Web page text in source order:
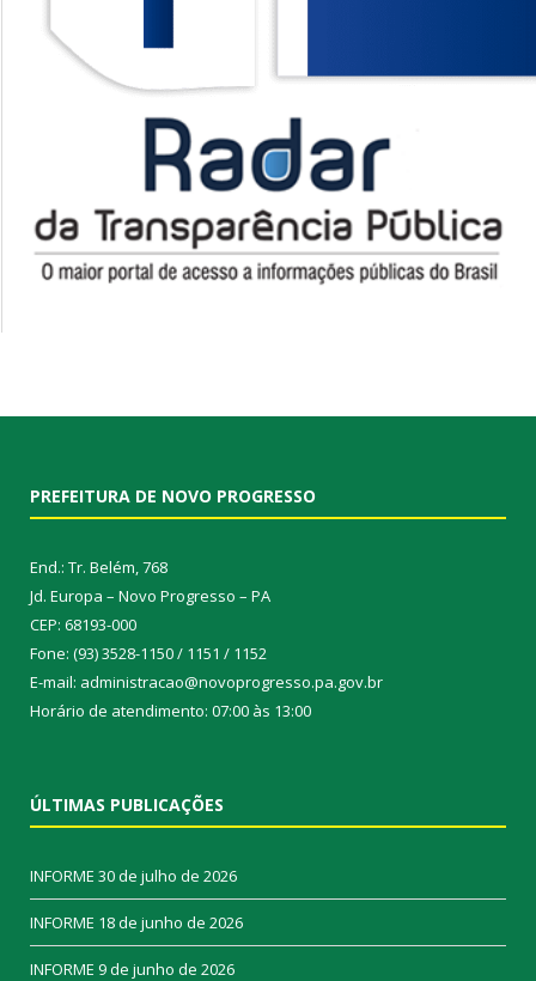
PREFEITURA DE NOVO PROGRESSO
End.: Tr. Belém, 768
Jd. Europa – Novo Progresso – PA
CEP: 68193-000
Fone: (93) 3528-1150 / 1151 / 1152
E-mail: administracao@novoprogresso.pa.gov.br
Horário de atendimento: 07:00 às 13:00
ÚLTIMAS PUBLICAÇÕES
INFORME 30 de julho de 2026
INFORME 18 de junho de 2026
INFORME 9 de junho de 2026